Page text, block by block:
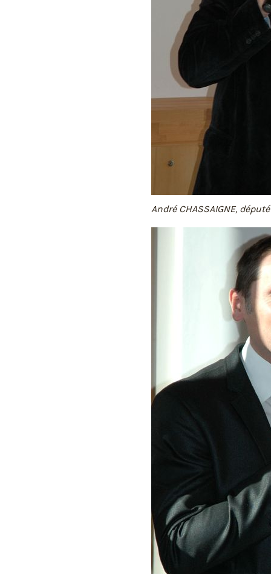
André CHASSAIGNE, député